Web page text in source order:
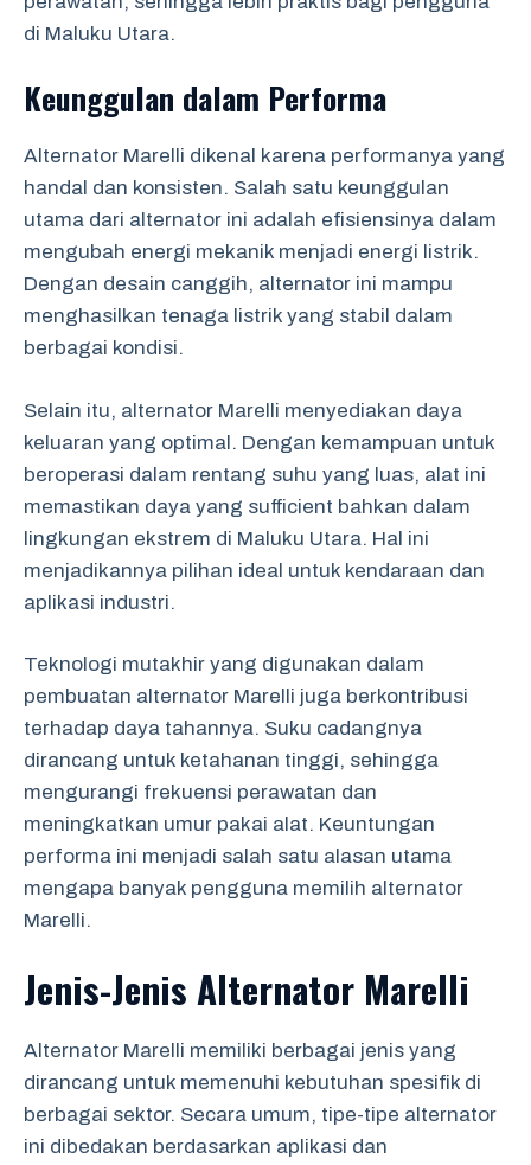
di Maluku Utara.
Keunggulan dalam Performa
Alternator Marelli dikenal karena performanya yang
handal dan konsisten. Salah satu keunggulan
utama dari alternator ini adalah efisiensinya dalam
mengubah energi mekanik menjadi energi listrik.
Dengan desain canggih, alternator ini mampu
menghasilkan tenaga listrik yang stabil dalam
berbagai kondisi.
Selain itu, alternator Marelli menyediakan daya
keluaran yang optimal. Dengan kemampuan untuk
beroperasi dalam rentang suhu yang luas, alat ini
memastikan daya yang sufficient bahkan dalam
lingkungan ekstrem di Maluku Utara. Hal ini
menjadikannya pilihan ideal untuk kendaraan dan
aplikasi industri.
Teknologi mutakhir yang digunakan dalam
pembuatan alternator Marelli juga berkontribusi
terhadap daya tahannya. Suku cadangnya
dirancang untuk ketahanan tinggi, sehingga
mengurangi frekuensi perawatan dan
meningkatkan umur pakai alat. Keuntungan
performa ini menjadi salah satu alasan utama
mengapa banyak pengguna memilih alternator
Marelli.
Jenis-Jenis Alternator Marelli
Alternator Marelli memiliki berbagai jenis yang
dirancang untuk memenuhi kebutuhan spesifik di
berbagai sektor. Secara umum, tipe-tipe alternator
ini dibedakan berdasarkan aplikasi dan